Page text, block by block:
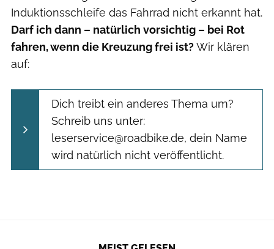
Induktionsschleife das Fahrrad nicht erkannt hat.
Darf ich dann – natürlich vorsichtig – bei Rot
fahren, wenn die Kreuzung frei ist?Wir klären
auf:
Dich treibt ein anderes Thema um?
Schreib uns unter:
leserservice@roadbike.de, dein Name
wird natürlich nicht veröffentlicht.